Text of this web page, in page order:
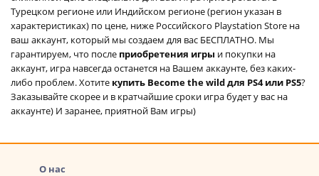
Турецком регионе или Индийском регионе (регион указан в
характеристиках) по цене, ниже Российского Playstation Store на
ваш аккаунт, который мы создаем для вас БЕСПЛАТНО. Мы
гарантируем, что после приобретения игры и покупки на
аккаунт, игра навсегда останется на Вашем аккаунте, без каких-
либо проблем. Хотите купить Become the wild для PS4 или PS5?
Заказывайте скорее и в кратчайшие сроки игра будет у вас на
аккаунте) И заранее, приятной Вам игры)
О нас